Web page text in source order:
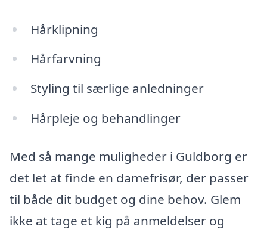
Hårklipning
Hårfarvning
Styling til særlige anledninger
Hårpleje og behandlinger
Med så mange muligheder i Guldborg er
det let at finde en damefrisør, der passer
til både dit budget og dine behov. Glem
ikke at tage et kig på anmeldelser og